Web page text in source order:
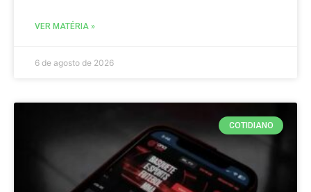
VER MATÉRIA »
6 de agosto de 2026
COTIDIANO